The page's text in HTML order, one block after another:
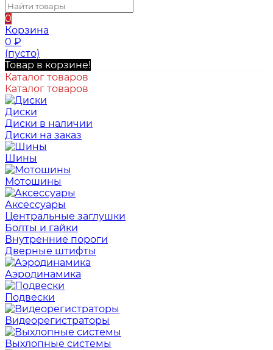
0
Корзина
0 ₽
(пусто)
Товар в корзине!
Каталог товаров
Каталог товаров
Диски
Диски в наличии
Диски на заказ
Шины
Мотошины
Аксессуары
Центральные заглушки
Болты и гайки
Внутренние пороги
Дверные штифты
Аэродинамика
Подвески
Видеорегистраторы
Выхлопные системы